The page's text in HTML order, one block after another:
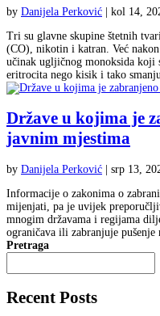
by Danijela Perković kol 14,
Tri su glavne skupine štetnih
(CO), nikotin i katran. Već nakon
učinak ugljičnog monoksida koji
eritrocita nego kisik i tako
Države u kojima je
javnim mjestima
by Danijela Perković | srp 13,
Informacije o zakonima o
mijenjati, pa je uvijek
mnogim državama i regijama
ograničava ili zabranjuje pušenje
Pretraga
Recent Posts